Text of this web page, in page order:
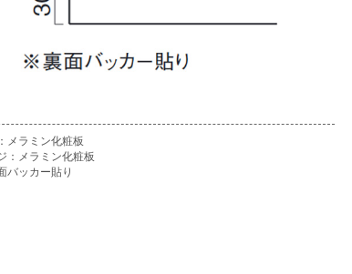
メラミン化粧板
：メラミン化粧板
バッカー貼り